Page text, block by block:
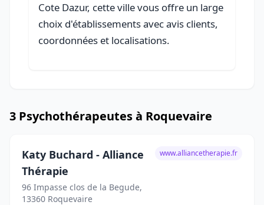
Cote Dazur, cette ville vous offre un large
choix d'établissements avec avis clients,
coordonnées et localisations.
3 Psychothérapeutes à Roquevaire
Katy Buchard - Alliance
Thérapie
96 Impasse clos de la Begude,
13360 Roquevaire
www.alliancetherapie.fr